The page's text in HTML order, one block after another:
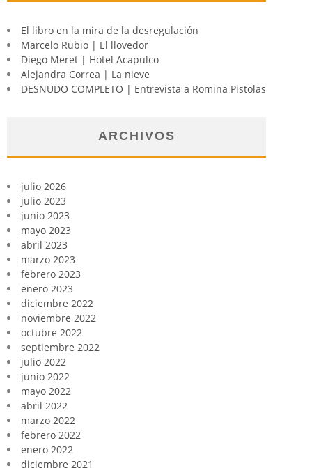
El libro en la mira de la desregulación
Marcelo Rubio | El llovedor
Diego Meret | Hotel Acapulco
Alejandra Correa | La nieve
DESNUDO COMPLETO | Entrevista a Romina Pistolas
ARCHIVOS
julio 2026
julio 2023
junio 2023
mayo 2023
abril 2023
marzo 2023
febrero 2023
enero 2023
diciembre 2022
noviembre 2022
octubre 2022
septiembre 2022
julio 2022
junio 2022
mayo 2022
abril 2022
marzo 2022
febrero 2022
enero 2022
diciembre 2021